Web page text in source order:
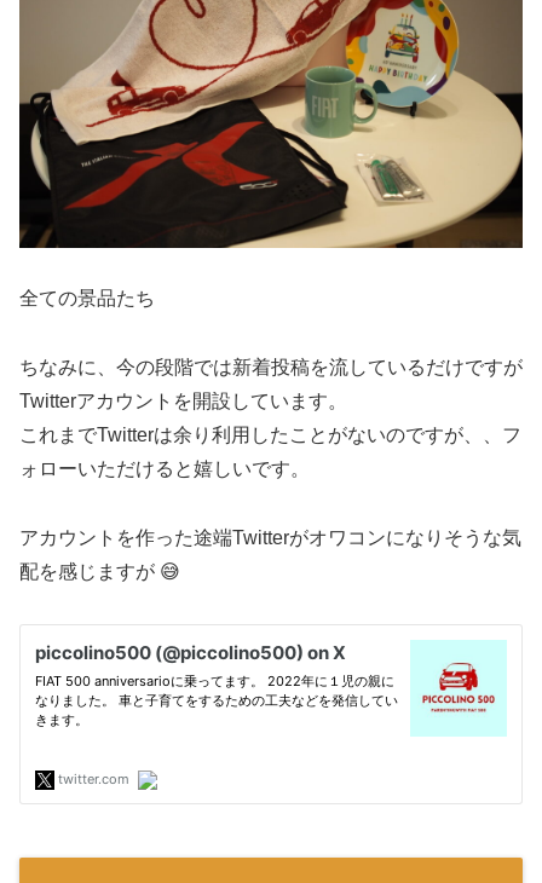
全ての景品たち
ちなみに、今の段階では新着投稿を流しているだけですが
Twitterアカウントを開設しています。
これまでTwitterは余り利用したことがないのですが、、フ
ォローいただけると嬉しいです。
アカウントを作った途端Twitterがオワコンになりそうな気
配を感じますが 😅